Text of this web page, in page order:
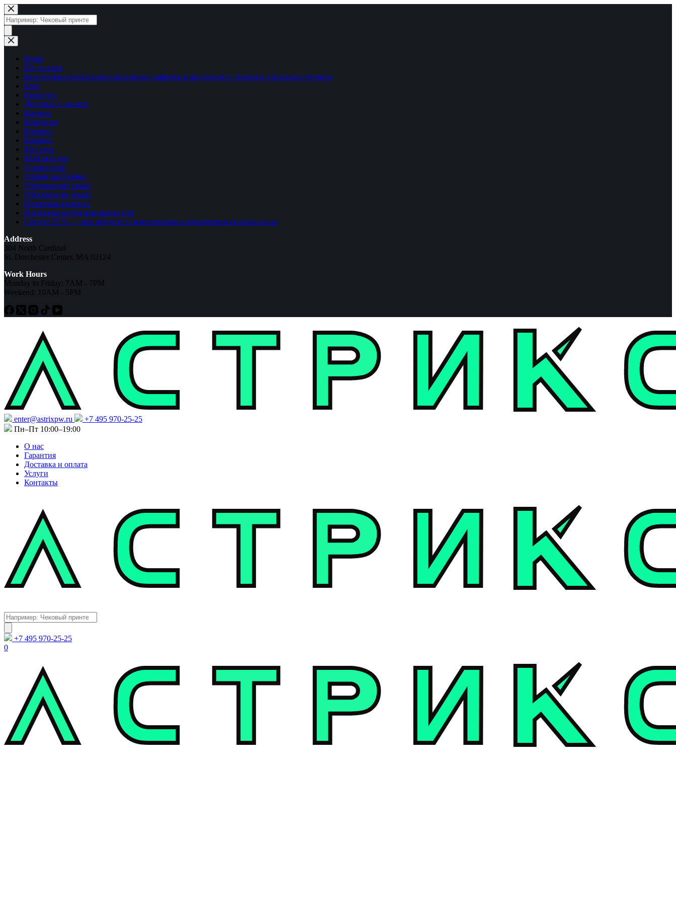
Перейти
к
сути
Поиск
товаров
Home
My account
Бесплатная онлайн консультация по цифровым продуктам и техники для вашего бизнеса
Блог
Гарантия
Доставка и оплата
Каталог
Контакты
Корзина
Корзина
Магазин
Мой аккаунт
О компании
Общие настройки
Оформление заказа
Оформление заказа
Политика возврата
Политика конфиденциальности
Скидка 25 % — при покупке и комплексном подключении онлайн-кассы
Address
304 North Cardinal
St. Dorchester Center, MA 02124
Work Hours
Monday to Friday: 7AM - 7PM
Weekend: 10AM - 5PM
enter@astrixpw.ru
+7 495 970-25-25
Пн–Пт 10:00–19:00
О нас
Гарантия
Доставка и оплата
Услуги
Контакты
Поиск
товаров
+7 495 970-25-25
0